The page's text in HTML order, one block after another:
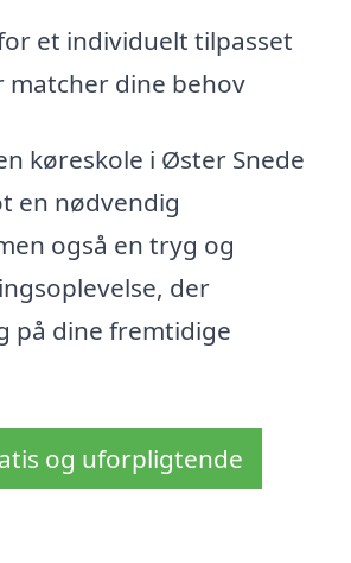
et individuelt tilpasset
matcher dine behov
køreskole i Øster Snede
en nødvendig
også en tryg og
der
på dine fremtidige
og uforpligtende